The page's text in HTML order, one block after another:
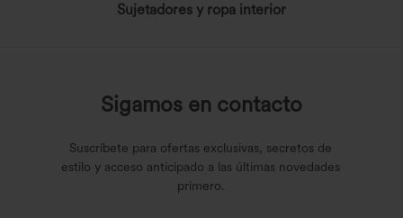
Sujetadores y ropa interior
Sigamos en contacto
Suscríbete para ofertas exclusivas, secretos de
estilo y acceso anticipado a las últimas novedades
primero.